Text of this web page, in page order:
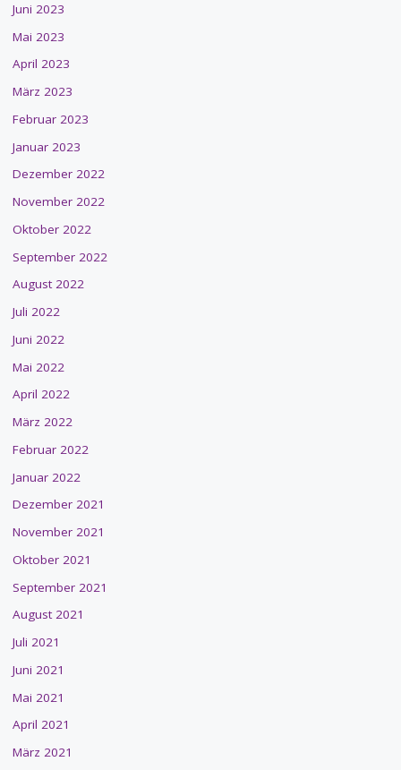
Juni 2023
Mai 2023
April 2023
März 2023
Februar 2023
Januar 2023
Dezember 2022
November 2022
Oktober 2022
September 2022
August 2022
Juli 2022
Juni 2022
Mai 2022
April 2022
März 2022
Februar 2022
Januar 2022
Dezember 2021
November 2021
Oktober 2021
September 2021
August 2021
Juli 2021
Juni 2021
Mai 2021
April 2021
März 2021